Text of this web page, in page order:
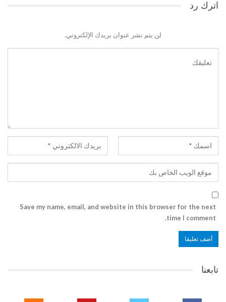
اترك رد
لن يتم نشر عنوان بريدك الإلكتروني.
Save my name, email, and website in this browser for the next
time I comment.
تابعنا